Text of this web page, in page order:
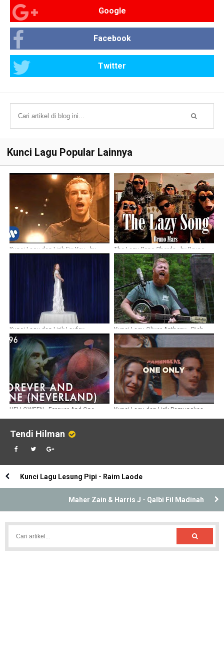
Google
Facebook
Twitter
Kunci Lagu Popular Lainnya
Kunci Lagu dan Lirik Fix You - by
Coldplay
The Lazy Song Chords - by Bruno
Mars
Kunci Lagu dan Lirik Laufey -
Goddess
Kunci Lagu Oliver Anthony - Rich
Men North Of Richmond
HELLOWEEN - Forever And One
Kunci Lagu dan Lirik Pamungkas -
Tendi Hilman
Kunci Lagu Lesung Pipi - Raim Laode
Maher Zain & Harris J - Qalbi Fil Madinah